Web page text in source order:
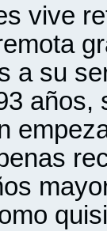
vive
a su
años,